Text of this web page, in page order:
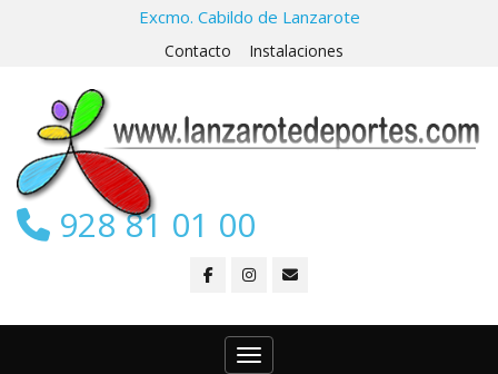
Excmo. Cabildo de Lanzarote
Contacto Instalaciones
928 81 01 00
Toggle navigation